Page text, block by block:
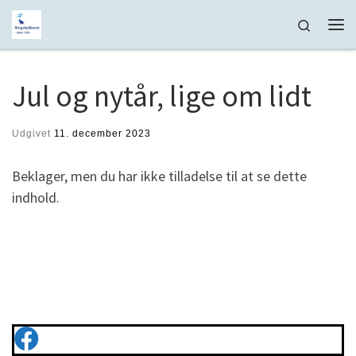
Fortsæt til indhold
Search
Jul og nytår, lige om lidt
Udgivet 11. december 2023
Beklager, men du har ikke tilladelse til at se dette
indhold.